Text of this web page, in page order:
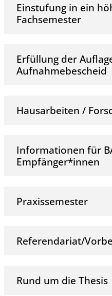
Einstufung in ein
Fachsemester
Erfüllung der
Aufnahmebescheid
Hausarbeiten /
Informationen für
Empfänger*innen
Praxissemester
Referendariat/
Rund um die Thesis